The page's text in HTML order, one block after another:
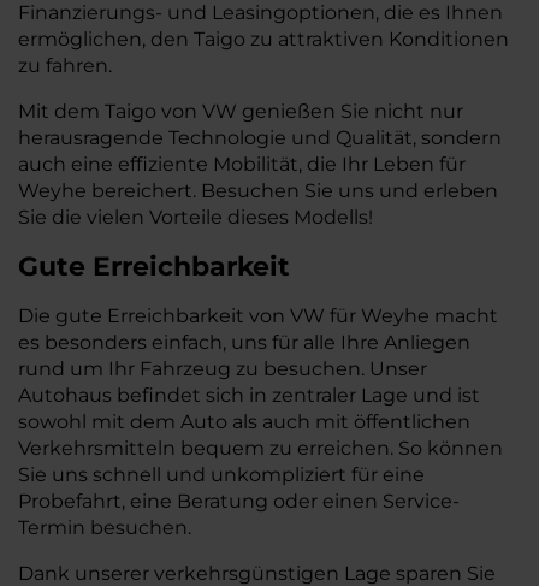
Finanzierungs- und Leasingoptionen, die es Ihnen
ermöglichen, den Taigo zu attraktiven Konditionen
zu fahren.
Mit dem Taigo von VW genießen Sie nicht nur
herausragende Technologie und Qualität, sondern
auch eine effiziente Mobilität, die Ihr Leben für
Weyhe bereichert. Besuchen Sie uns und erleben
Sie die vielen Vorteile dieses Modells!
Gute Erreichbarkeit
Die gute Erreichbarkeit von VW für Weyhe macht
es besonders einfach, uns für alle Ihre Anliegen
rund um Ihr Fahrzeug zu besuchen. Unser
Autohaus befindet sich in zentraler Lage und ist
sowohl mit dem Auto als auch mit öffentlichen
Verkehrsmitteln bequem zu erreichen. So können
Sie uns schnell und unkompliziert für eine
Probefahrt, eine Beratung oder einen Service-
Termin besuchen.
Dank unserer verkehrsgünstigen Lage sparen Sie